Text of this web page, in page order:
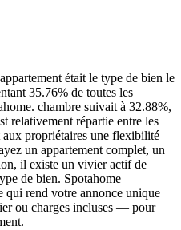
était le type de bien le
35.76% de toutes les
chambre suivait à 32.88%,
relativement répartie entre les
propriétaires une flexibilité
un appartement complet, un
il existe un vivier actif de
de bien. Spotahome
qui rend votre annonce unique
ou charges incluses — pour